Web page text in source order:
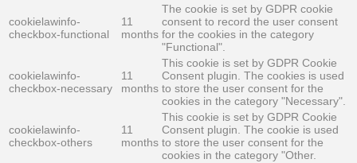
cookielawinfo-
checkbox-functional
11
months
The cookie is set by GDPR cookie
consent to record the user consent
for the cookies in the category
"Functional".
cookielawinfo-
checkbox-necessary
11
months
This cookie is set by GDPR Cookie
Consent plugin. The cookies is used
to store the user consent for the
cookies in the category "Necessary".
cookielawinfo-
checkbox-others
11
months
This cookie is set by GDPR Cookie
Consent plugin. The cookie is used
to store the user consent for the
cookies in the category "Other.